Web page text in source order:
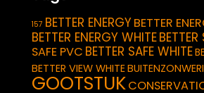
157 BETTER ENERGYBETTER
BETTER ENERGY WHITEBETTER
SAFE PVC BETTER SAFE WHITE
BETTER VIEW WHITE
GOOTSTUK